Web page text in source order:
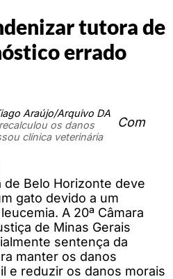
tutora de
errado
Araújo/Arquivo DA
os danos
clínica veterinária
Com
de Belo Horizonte deve
gato devido a um
A 20ª Câmara
de Minas Gerais
sentença da
manter os danos
e reduzir os danos morais